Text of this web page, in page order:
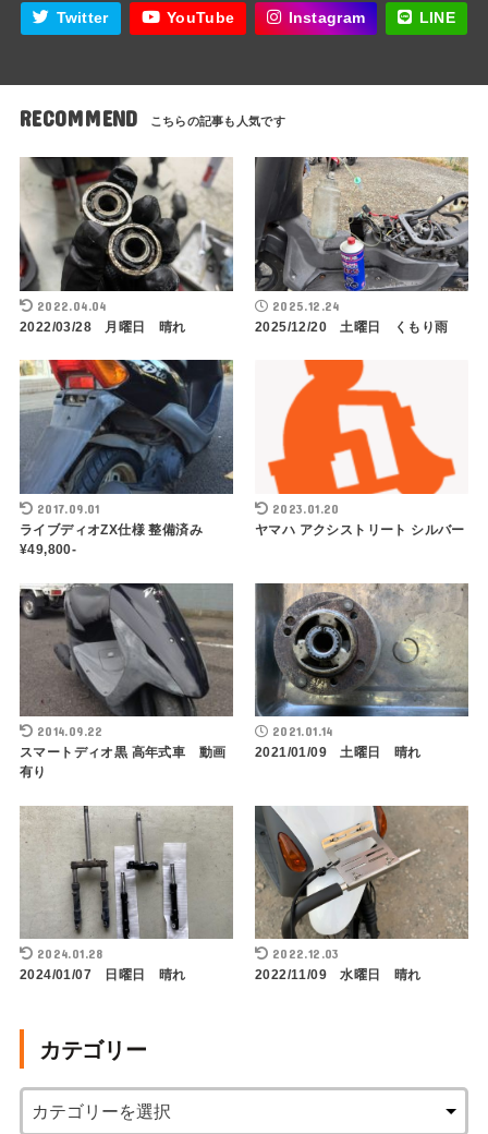
Twitter YouTube Instagram LINE
RECOMMEND
2022.04.04
2022/03/28 月曜日 晴れ
2025.12.24
2025/12/20 土曜日 くもり雨
2017.09.01
ライブディオZX仕様 整備済み
¥49,800-
2023.01.20
ヤマハ アクシストリート シルバー
2014.09.22
スマートディオ黒 高年式車 動画
有り
2021.01.14
2021/01/09 土曜日 晴れ
2024.01.28
2024/01/07 日曜日 晴れ
2022.12.03
2022/11/09 水曜日 晴れ
カテゴリー